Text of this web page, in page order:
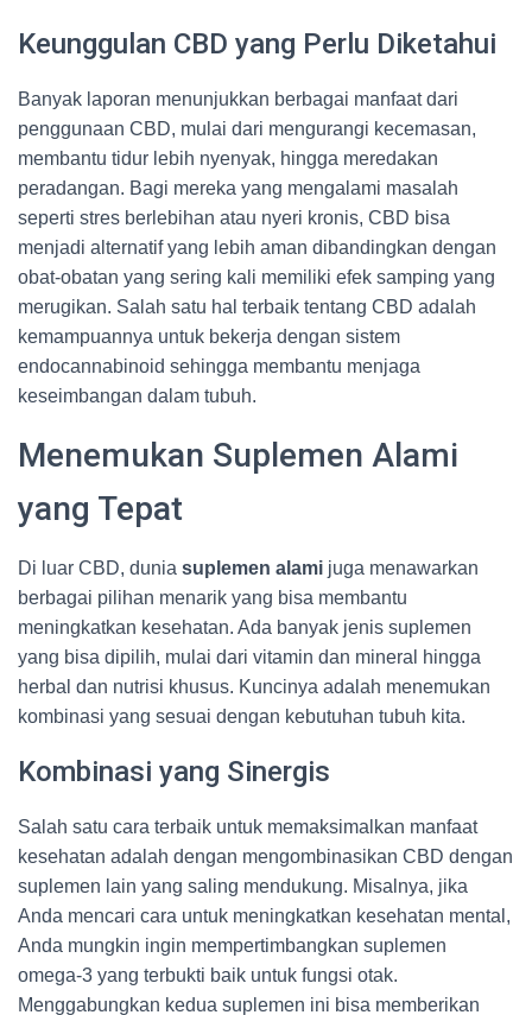
Keunggulan CBD yang Perlu Diketahui
Banyak laporan menunjukkan berbagai manfaat dari
penggunaan CBD, mulai dari mengurangi kecemasan,
membantu tidur lebih nyenyak, hingga meredakan
peradangan. Bagi mereka yang mengalami masalah
seperti stres berlebihan atau nyeri kronis, CBD bisa
menjadi alternatif yang lebih aman dibandingkan dengan
obat-obatan yang sering kali memiliki efek samping yang
merugikan. Salah satu hal terbaik tentang CBD adalah
kemampuannya untuk bekerja dengan sistem
endocannabinoid sehingga membantu menjaga
keseimbangan dalam tubuh.
Menemukan Suplemen Alami
yang Tepat
Di luar CBD, dunia suplemen alami juga menawarkan
berbagai pilihan menarik yang bisa membantu
meningkatkan kesehatan. Ada banyak jenis suplemen
yang bisa dipilih, mulai dari vitamin dan mineral hingga
herbal dan nutrisi khusus. Kuncinya adalah menemukan
kombinasi yang sesuai dengan kebutuhan tubuh kita.
Kombinasi yang Sinergis
Salah satu cara terbaik untuk memaksimalkan manfaat
kesehatan adalah dengan mengombinasikan CBD dengan
suplemen lain yang saling mendukung. Misalnya, jika
Anda mencari cara untuk meningkatkan kesehatan mental,
Anda mungkin ingin mempertimbangkan suplemen
omega-3 yang terbukti baik untuk fungsi otak.
Menggabungkan kedua suplemen ini bisa memberikan